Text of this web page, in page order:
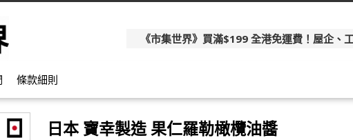
《市集世界》買滿$199 全港免運費！屋企、
條款細則
日本 寶幸製造 果仁羅勒橄欖油醬